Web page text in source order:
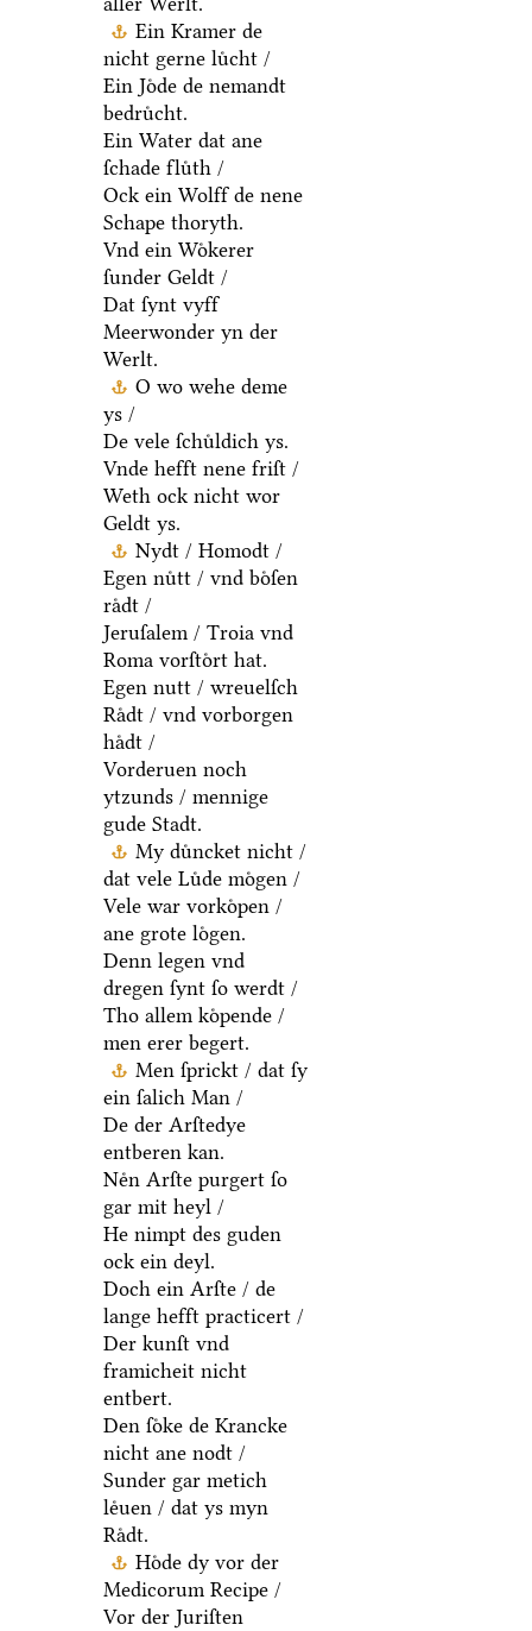
Ein Kramer de
nicht gerne luͤcht /
Ein Joͤde de nemandt
bedruͤcht.
Ein Water dat ane
ſchade fluͤth /
Ock ein Wolff de nene
Schape thoryth.
Vnd ein Woͤkerer
ſunder Geldt /
Dat ſynt vyff
Meerwonder yn der
Werlt.
O wo wehe deme
ys /
De vele ſchuͤldich ys.
Vnde hefft nene friſt /
Weth ock nicht wor
Geldt ys.
Nydt / Homodt /
Egen nuͤtt / vnd boͤſen
raͤdt /
Jeruſalem / Troia vnd
Roma vorſtoͤrt hat.
Egen nutt / wreuelſch
Raͤdt / vnd vorborgen
haͤdt /
Vorderuen noch
ytzunds / mennige
gude Stadt.
My duͤncket nicht /
dat vele Luͤde moͤgen /
Vele war vorkoͤpen /
ane grote loͤgen.
Denn legen vnd
dregen ſynt ſo werdt /
Tho allem koͤpende /
men erer begert.
Men ſprickt / dat ſy
ein ſalich Man /
De der Arſtedye
entberen kan.
Neͤn Arſte purgert ſo
gar mit heyl /
He nimpt des guden
ock ein deyl.
Doch ein Arſte / de
lange hefft practicert /
Der kunſt vnd
framicheit nicht
entbert.
Den ſoͤke de Krancke
nicht ane nodt /
Sunder gar metich
leͤuen / dat ys myn
Raͤdt.
Hoͤde dy vor der
Medicorum Recipe /
Vor der Juriſten